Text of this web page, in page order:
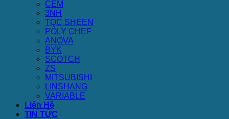
CEM
3NH
TQC SHEEN
POLY CHEF
ANOVA
BYK
SCOTCH
ZS
MITSUBISHI
LINSHANG
VARIABLE
Liên Hệ
TIN TỨC